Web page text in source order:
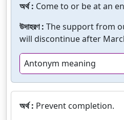
অর্থ : Come to or be at an
উদাহরণ : The support from
will discontinue after
Antonym meaning
অর্থ : Prevent completion.